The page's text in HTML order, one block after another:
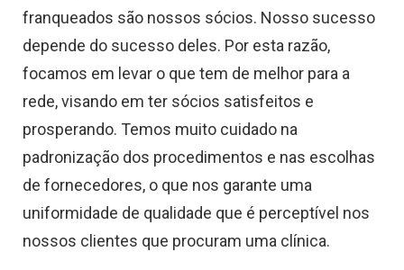
franqueados são nossos sócios. Nosso sucesso
depende do sucesso deles. Por esta razão,
focamos em levar o que tem de melhor para a
rede, visando em ter sócios satisfeitos e
prosperando. Temos muito cuidado na
padronização dos procedimentos e nas escolhas
de fornecedores, o que nos garante uma
uniformidade de qualidade que é perceptível nos
nossos clientes que procuram uma clínica.